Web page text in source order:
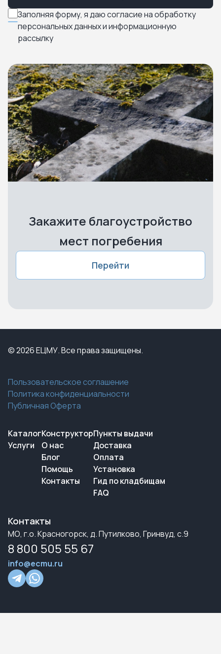
Заполняя форму, я даю согласие на обработку
персональных данных и информационную
рассылку
Закажите благоустройство
мест погребения
Перейти
© 2026 ЕЦМУ. Все права защищены.
Пользовательское соглашение
Политика конфиденциальности
Публичная Оферта
Каталог
Услуги
Конструктор
О нас
Блог
Помощь
Контакты
Пункты выдачи
Доставка
Оплата
Установка
Гид по кладбищам
FAQ
Контакты
МО, г.о. Красногорск, д. Путилково, Гринвуд, с.9
8 800 505 55 67
info@ecmu.ru